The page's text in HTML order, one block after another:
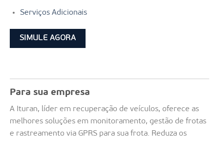
Serviços Adicionais
SIMULE AGORA
Para sua empresa
A Ituran, líder em recuperação de veículos, oferece as
melhores soluções em monitoramento, gestão de frotas
e rastreamento via GPRS para sua frota. Reduza os